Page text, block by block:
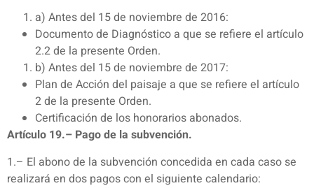
a) Antes del 15 de noviembre de 2016:
Documento de Diagnóstico a que se refiere el artículo
2.2 de la presente Orden.
b) Antes del 15 de noviembre de 2017:
Plan de Acción del paisaje a que se refiere el artículo
2 de la presente Orden.
Certificación de los honorarios abonados.
Artículo 19.– Pago de la subvención.
1.– El abono de la subvención concedida en cada caso se
realizará en dos pagos con el siguiente calendario: